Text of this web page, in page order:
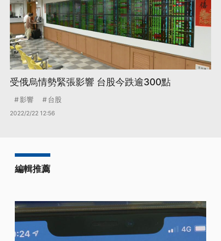
受俄烏情勢緊張影響 台股今跌逾300點
影響 台股
2022/2/22 12:56
編輯推薦